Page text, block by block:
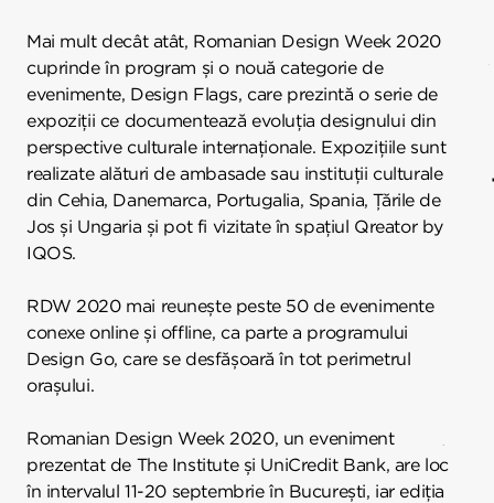
Mai mult decât atât, Romanian Design Week 2020
cuprinde în program și o nouă categorie de
evenimente, Design Flags, care prezintă o serie de
expoziții ce documentează evoluția designului din
perspective culturale internaționale. Expozițiile sunt
realizate alături de ambasade sau instituții culturale
din Cehia, Danemarca, Portugalia, Spania, Țările de
Jos și Ungaria și pot fi vizitate în spațiul Qreator by
IQOS.
RDW 2020 mai reunește peste 50 de evenimente
conexe online și offline, ca parte a programului
Design Go, care se desfășoară în tot perimetrul
orașului.
Romanian Design Week 2020, un eveniment
prezentat de The Institute și UniCredit Bank, are loc
în intervalul 11-20 septembrie în București, iar ediția